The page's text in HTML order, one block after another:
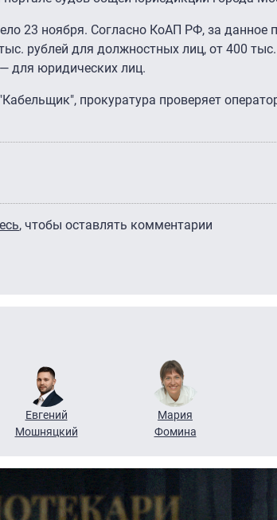
23 ноября. Согласно КоАП РФ, за данное
рублей для должностных лиц, от 400
для юридических лиц.
прокуратура проверяет
, чтобы оставлять комментарии
Евгений
Мошняцкий
Мария
Фомина